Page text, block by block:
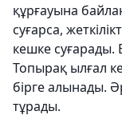
құрғауына
суғарса,
кешке
Топырақ ылғал
бірге алынады.
тұрады.